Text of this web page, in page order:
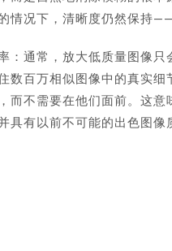
情况下，清晰度仍然保持
：通常，放大低质量图像
数百万相似图像中的真实
而不需要在他们面前。这
具有以前不可能的出色图像